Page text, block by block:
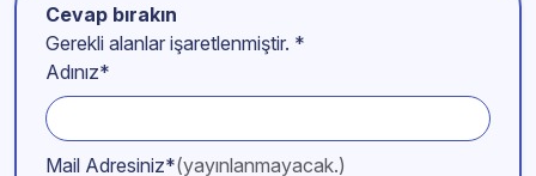
Cevap bırakın
Gerekli alanlar işaretlenmiştir. *
Adınız*
Mail Adresiniz*(yayınlanmayacak.)